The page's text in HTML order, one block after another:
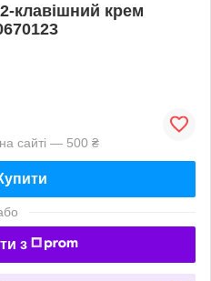
клавішний крем
сайті — 500 ₴
з